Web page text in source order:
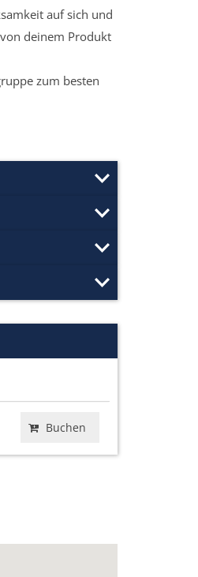
auf sich und
deinem Produkt
zum besten
Buchen